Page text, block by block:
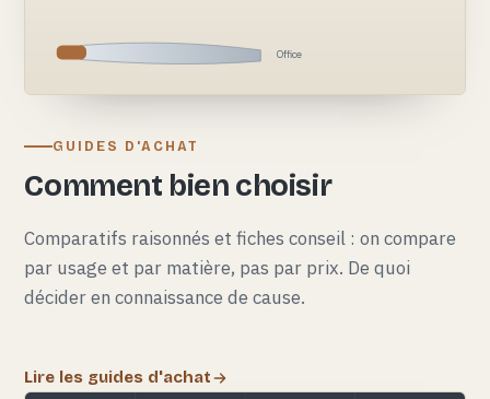
Office
GUIDES D'ACHAT
Comment bien choisir
Comparatifs raisonnés et fiches conseil : on compare
par usage et par matière, pas par prix. De quoi
décider en connaissance de cause.
Lire les guides d'achat